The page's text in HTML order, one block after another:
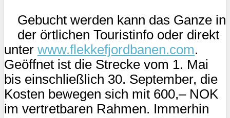
Gebucht werden kann das Ganze in
der örtlichen Touristinfo oder direkt
unter www.flekkefjordbanen.com.
Geöffnet ist die Strecke vom 1. Mai
bis einschließlich 30. September, die
Kosten bewegen sich mit 600,– NOK
im vertretbaren Rahmen. Immerhin